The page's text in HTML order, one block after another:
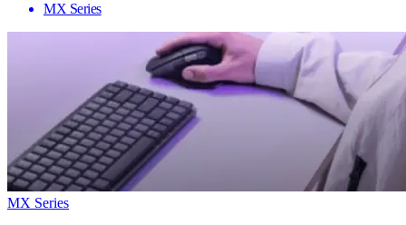
MX Series
MX Series